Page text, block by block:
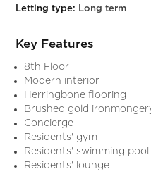
Letting type: Long term
Key Features
8th Floor
Modern interior
Herringbone flooring
Brushed gold
Concierge
Residents' gym
Residents' swimming pool
Residents' lounge